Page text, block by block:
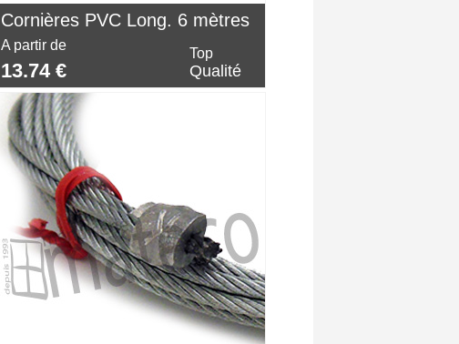
Cornières PVC Long. 6 mètres
A partir de
13.74 €
Top
Qualité